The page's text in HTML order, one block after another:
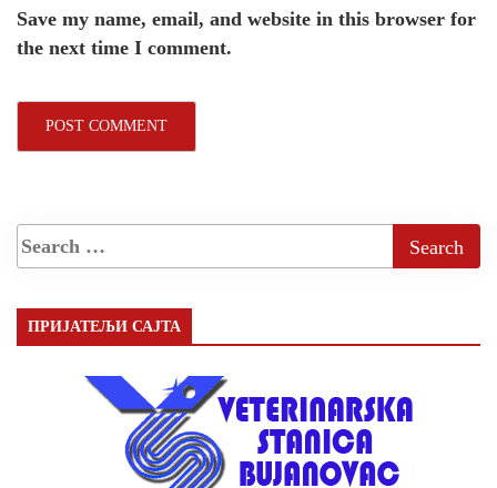
Save my name, email, and website in this browser for
the next time I comment.
ПРИЈАТЕЉИ САЈТА